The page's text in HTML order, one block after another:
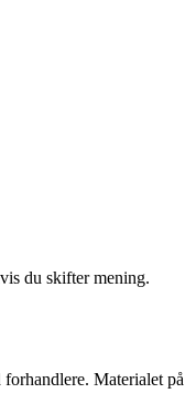
du skifter mening.
Materialet